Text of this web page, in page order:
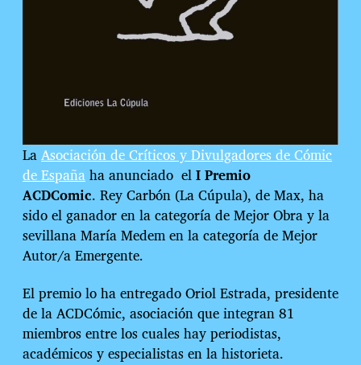
LaAsociación de Críticos y Divulgadores de Cómic
de Españaha anunciado elI Premio
ACDComic. Rey Carbón (La Cúpula), de Max, ha
sido el ganador en la categoría de Mejor Obra y la
sevillana María Medem en la categoría de Mejor
Autor/a Emergente.
El premio lo ha entregado Oriol Estrada, presidente
de la ACDCómic, asociación que integran 81
miembros entre los cuales hay periodistas,
académicos y especialistas en la historieta.